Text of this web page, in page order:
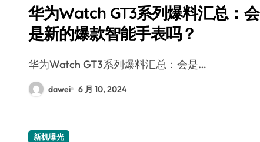
华为Watch GT3系列爆料汇总：会
是新的爆款智能手表吗？
华为Watch GT3系列爆料汇总：会是…
dawei 6 月 10, 2024
新机曝光